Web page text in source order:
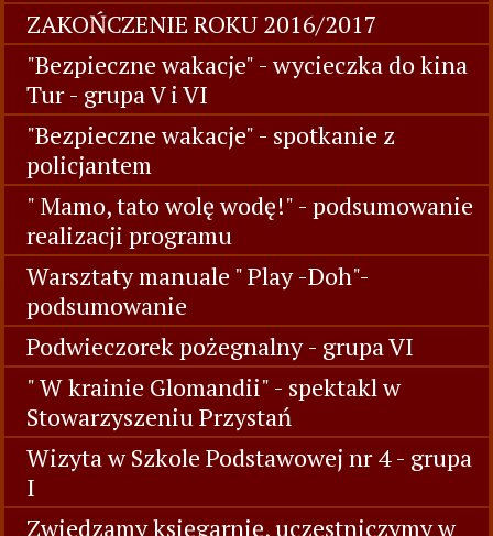
ZAKOŃCZENIE ROKU 2016/2017
"Bezpieczne wakacje" - wycieczka do kina
Tur - grupa V i VI
"Bezpieczne wakacje" - spotkanie z
policjantem
" Mamo, tato wolę wodę!" - podsumowanie
realizacji programu
Warsztaty manuale " Play -Doh"-
podsumowanie
Podwieczorek pożegnalny - grupa VI
" W krainie Glomandii" - spektakl w
Stowarzyszeniu Przystań
Wizyta w Szkole Podstawowej nr 4 - grupa
I
Zwiedzamy księgarnię, uczestniczymy w